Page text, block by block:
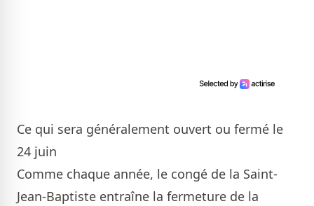
Ce qui sera généralement ouvert ou fermé le
24 juin
Comme chaque année, le congé de la Saint-
Jean-Baptiste entraîne la fermeture de la